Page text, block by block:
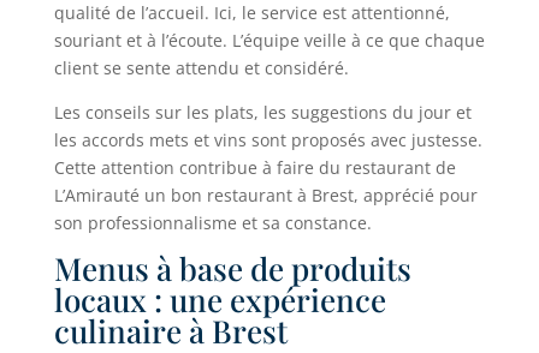
qualité de l’accueil. Ici, le service est attentionné,
souriant et à l’écoute. L’équipe veille à ce que chaque
client se sente attendu et considéré.
Les conseils sur les plats, les suggestions du jour et
les accords mets et vins sont proposés avec justesse.
Cette attention contribue à faire du restaurant de
L’Amirauté un bon restaurant à Brest, apprécié pour
son professionnalisme et sa constance.
Menus à base de produits
locaux : une expérience
culinaire à Brest